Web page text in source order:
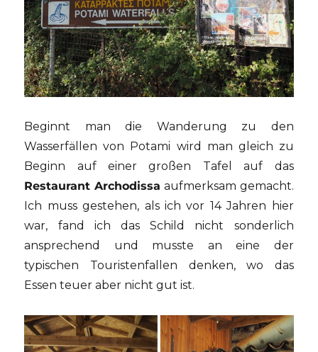
Beginnt man die Wanderung zu den
Wasserfällen von Potami wird man gleich zu
Beginn auf einer großen Tafel auf das
Restaurant Archodissa aufmerksam gemacht.
Ich muss gestehen, als ich vor 14 Jahren hier
war, fand ich das Schild nicht sonderlich
ansprechend und musste an eine der
typischen Touristenfallen denken, wo das
Essen teuer aber nicht gut ist.